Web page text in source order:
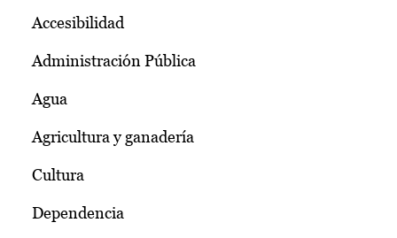
Accesibilidad
Administración Pública
Agua
Agricultura y ganadería
Cultura
Dependencia